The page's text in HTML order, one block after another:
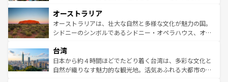
部のニューオーリンズでは、音楽と美食が融合した独特の
文化が魅力。旅行者はアメリカの各地域で異なる魅力を楽
しみながら、その多様性と豊かな歴史を感じることができ
ならではの贅沢な旅のスタイルだ。 なお、新着のアメリカ
情報はコンテンツ一覧を参照してほしい。
ワイ島は見逃せない。また、定番の観光地といえばオアフ
島だが、静かな自然を求めるならマウイ島やカウアイ島が
おすすめ。エメラルドグリーンに輝く海をはじめ、豊かな
れるおもてなしの心で訪れる人々を迎えてくれるハワイの
人々、おいしいローカルフードやハワイアンミュージッ
ク、伝統的なフラダンスなど、すべてがハワイの魅力を彩
オーストラリア
オーストラリアは、壮大な自然と多様な文化が魅力の国。
シドニーのシンボルであるシドニー・オペラハウス、オー
リアリーフや大陸中央部にそびえるウルル（エアーズロッ
ク）、タスマニアの美しい原生林やケアンズの熱帯雨林な
ど、見どころがたくさん。また、カフェやワイン、オージ
台湾
日本から約４時間ほどでたどり着く台湾は、多彩な文化と
自然が織りなす魅力的な観光地。活気あふれる大都市の台